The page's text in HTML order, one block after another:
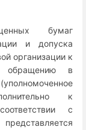
бумаг
и допуска
организации к
обращению в
к
с